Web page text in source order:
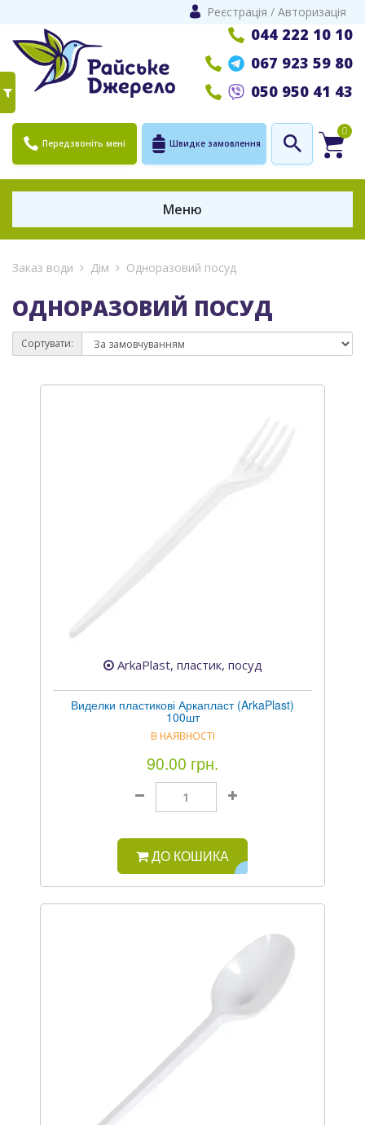
Реєстрація / Авторизація
044 222 10 10
067 923 59 80
050 950 41 43
Передзвоніть мені Швидке замовлення
0
Меню
Заказ води Дім Одноразовий посуд
ОДНОРАЗОВИЙ ПОСУД
Сортувати:
ArkaPlast, пластик, посуд
Виделки пластикові Аркапласт (ArkaPlast)
100шт
В НАЯВНОСТІ
90.00 грн.
ДО КОШИКА